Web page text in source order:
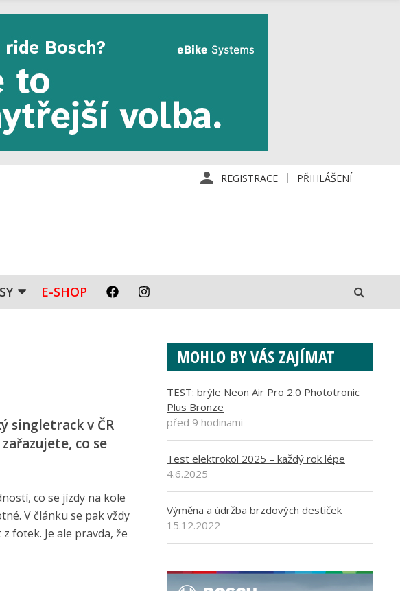
REGISTRACE PŘIHLÁŠENÍ
E-SHOP
singletrack v ČR
co se
co se jízdy na kole
V článku se pak vždy
fotek. Je ale pravda, že
MOHLO BY VÁS ZAJÍMAT
TEST: brýle Neon Air Pro 2.0 Phototronic
Plus Bronze
před 9 hodinami
Test elektrokol 2025 – každý rok lépe
4.6.2025
Výměna a údržba brzdových destiček
15.12.2022